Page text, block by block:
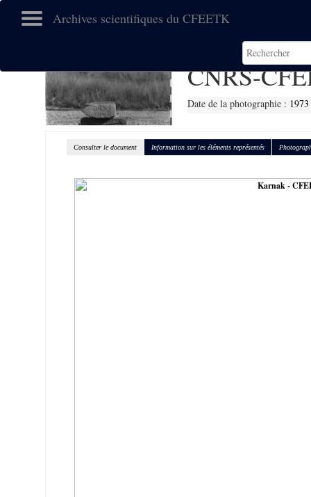
Archives scientifiques du CFEETK
CNRS-
Date de la photographie : 1973
Consulter le document Information sur les éléments représentés